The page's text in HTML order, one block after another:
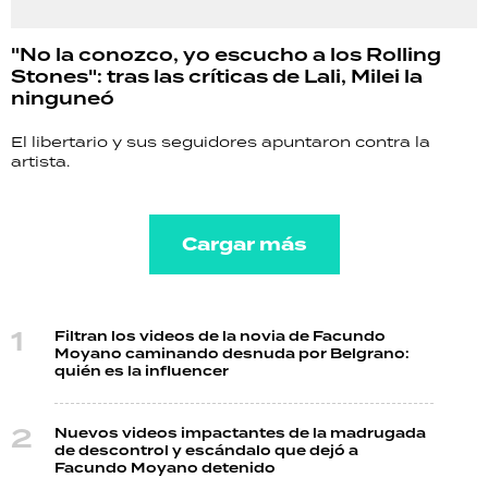
"No la conozco, yo escucho a los Rolling
Stones": tras las críticas de Lali, Milei la
ninguneó
El libertario y sus seguidores apuntaron contra la
artista.
Cargar más
Filtran los videos de la novia de Facundo
Moyano caminando desnuda por Belgrano:
quién es la influencer
Nuevos videos impactantes de la madrugada
de descontrol y escándalo que dejó a
Facundo Moyano detenido